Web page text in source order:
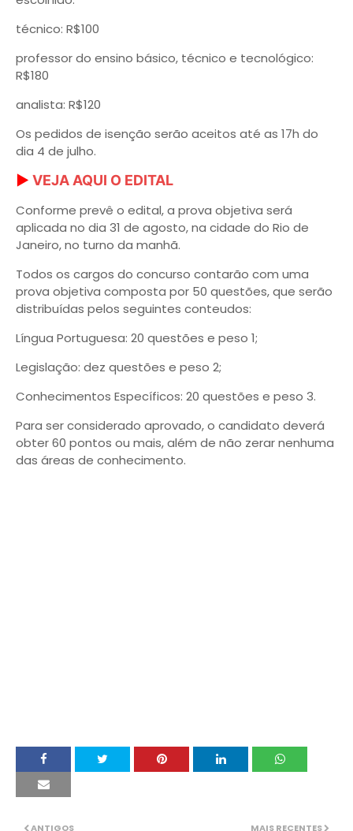
técnico: R$100
professor do ensino básico, técnico e tecnológico:
R$180
analista: R$120
Os pedidos de isenção serão aceitos até as 17h do
dia 4 de julho.
► VEJA AQUI O EDITAL
Conforme prevê o edital, a prova objetiva será
aplicada no dia 31 de agosto, na cidade do Rio de
Janeiro, no turno da manhã.
Todos os cargos do concurso contarão com uma
prova objetiva composta por 50 questões, que serão
distribuídas pelos seguintes conteudos:
Língua Portuguesa: 20 questões e peso 1;
Legislação: dez questões e peso 2;
Conhecimentos Específicos: 20 questões e peso 3.
Para ser considerado aprovado, o candidato deverá
obter 60 pontos ou mais, além de não zerar nenhuma
das áreas de conhecimento.
MAIS RECENTES
ANTIGOS